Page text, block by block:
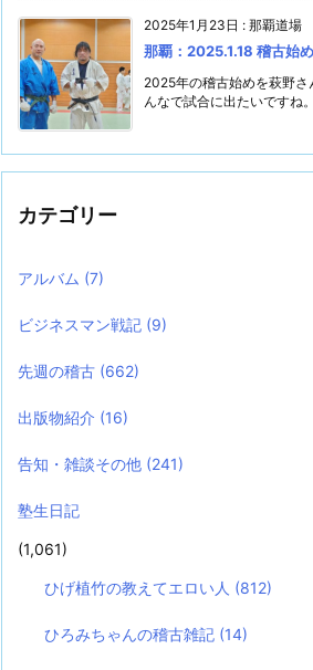
2025年1月23日 : 那覇道場
那覇：2025.1.18 稽古始め
2025年の稽古始めを萩野
んなで試合に出たいですね。
カテゴリー
アルバム (7)
ビジネスマン戦記 (9)
先週の稽古 (662)
出版物紹介 (16)
告知・雑談その他 (241)
塾生日記
(1,061)
ひげ植竹の教えてエロい人 (812)
ひろみちゃんの稽古雑記 (14)